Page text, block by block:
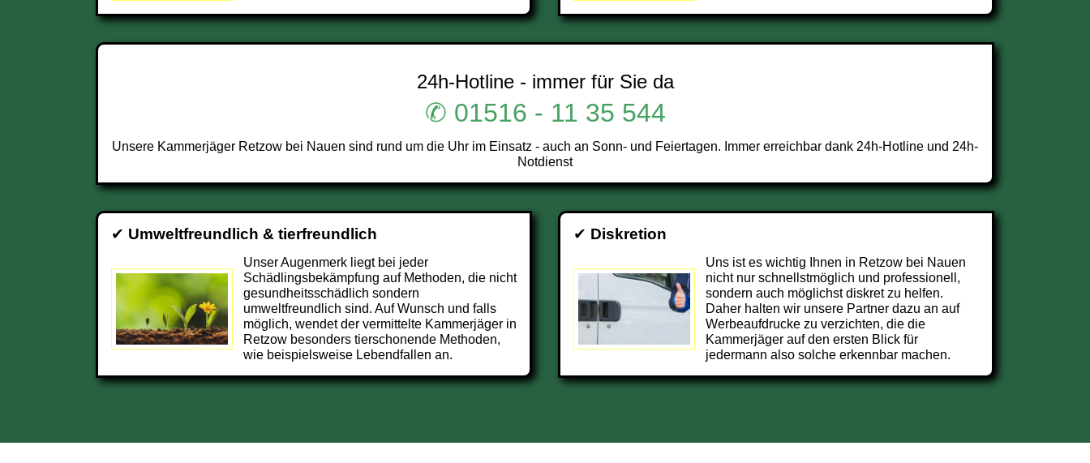
24h-Hotline - immer für Sie da
✆ 01516 - 11 35 544
Unsere Kammerjäger Retzow bei Nauen sind rund um die Uhr im Einsatz - auch an Sonn- und Feiertagen. Immer erreichbar dank 24h-Hotline und 24h-
Notdienst
✔ Umweltfreundlich & tierfreundlich
Unser Augenmerk liegt bei jeder
Schädlingsbekämpfung auf Methoden, die nicht
gesundheitsschädlich sondern
umweltfreundlich sind. Auf Wunsch und falls
möglich, wendet der vermittelte Kammerjäger in
Retzow besonders tierschonende Methoden,
wie beispielsweise Lebendfallen an.
✔ Diskretion
Uns ist es wichtig Ihnen in Retzow bei Nauen
nicht nur schnellstmöglich und professionell,
sondern auch möglichst diskret zu helfen.
Daher halten wir unsere Partner dazu an auf
Werbeaufdrucke zu verzichten, die die
Kammerjäger auf den ersten Blick für
jedermann also solche erkennbar machen.